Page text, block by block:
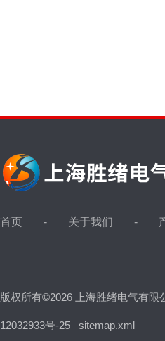
首页 关于我们
版权所有©2026 上海胜绪电气有限
12032933号-25 sitemap.xml